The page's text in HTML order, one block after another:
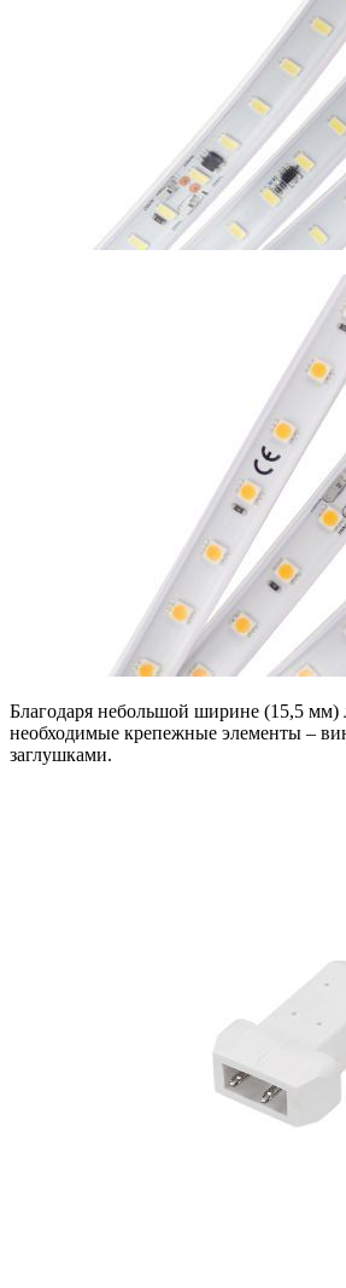
Благодаря небольшой ширине (15,5 мм)
необходимые крепежные элементы –
заглушками.